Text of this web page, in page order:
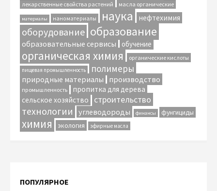
лекарственные свойства растений масла органические
материалы наноматериалы наука нефтехимия
оборудование образование
образовательные сервисы обучение
органическая химия органические кислоты
пищевая промышленность полимеры
природные материалы производство
промышленность
пропитка для дерева
сельское хозяйство
строительство
технологии углеводороды финансы фунгициды
химия экология эфирные масла
ПОПУЛЯРНОЕ